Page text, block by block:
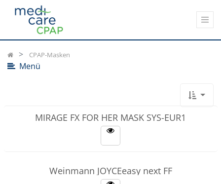
CPAP-Masken
Menü
Kategorien
anzeigen
MIRAGE FX FOR HER MASK SYS-EUR1
Weinmann JOYCEeasy next FF